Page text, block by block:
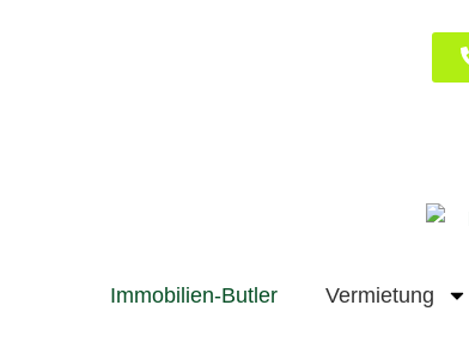
Immobilien-Butler Vermietung